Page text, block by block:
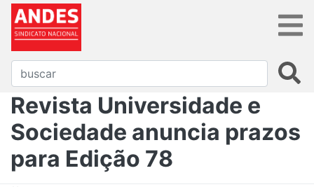
Revista Universidade e
Sociedade anuncia prazos
para Edição 78